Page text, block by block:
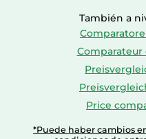
También a
Comparateur
Price
*Puede haber cambios